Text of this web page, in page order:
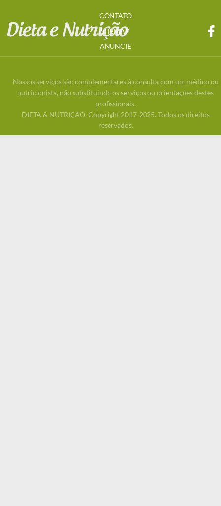
CONTATO
SITEMAP
ANUNCIE
Nossos serviços são complementares à consulta com um médico ou
nutricionista, não substituindo os serviços ou orientações destes
profissionais.
DIETA & NUTRIÇÃO. Copyright 2017-2025. Todos os direitos
reservados.